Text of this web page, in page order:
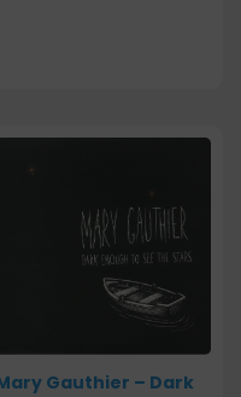
Gauthier – Dark